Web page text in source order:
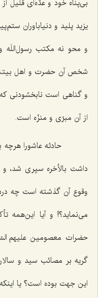
بی‌پناه خود و عدّه‌ای قلیل
یزید پلید و دنیاباوران
و محو نه مکتب رسول‌اللَه
شخص آن حضرت و اهل
و گناهی است نابخشودنی
از آن مبرّی و منزّه است.
حادثه عاشورا
داشت بالأخره سپری شد،
وقوع آن گذشته است چه
می‌نماید؟! و آیا این‌همه
حضرات معصومین علیهم
گریه بر مصائب سید و
این جهت بوده است؟ یا